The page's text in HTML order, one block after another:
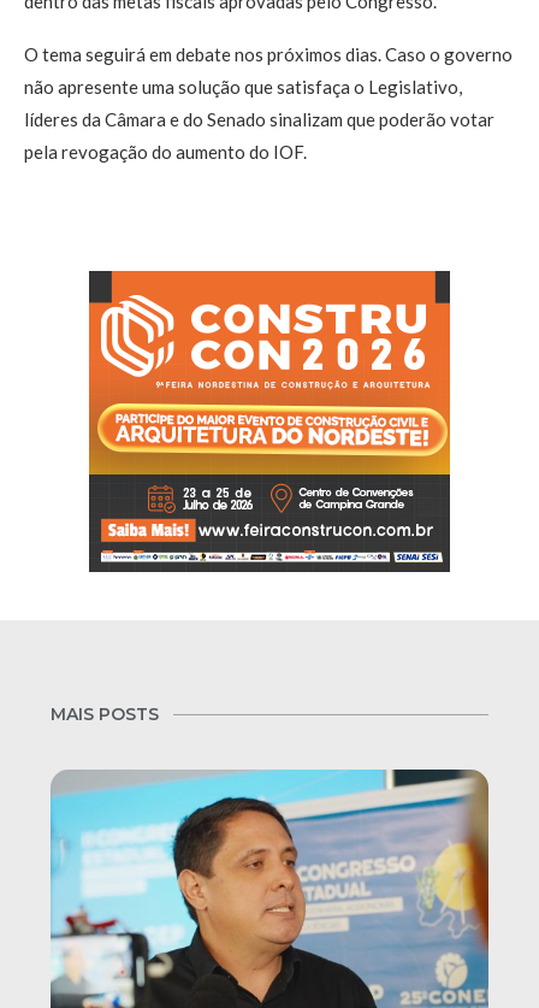
O tema seguirá em debate nos próximos dias. Caso o governo
não apresente uma solução que satisfaça o Legislativo,
líderes da Câmara e do Senado sinalizam que poderão votar
pela revogação do aumento do IOF.
MAIS POSTS